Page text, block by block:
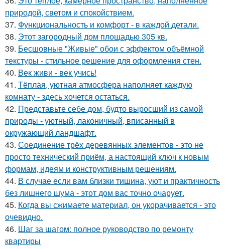
природой, светом и спокойствием.
37. Функциональность и комфорт - в каждой детали.
38. Этот загородный дом площадью 305 кв.
39. Бесшовные "Живые" обои с эффектом объёмной
текстуры - стильное решение для оформления стен.
40. Век живи - век учись!
41. Тёплая, уютная атмосфера наполняет каждую
комнату - здесь хочется остаться.
42. Представьте себе дом, будто выросший из самой
природы - уютный, лаконичный, вписанный в
окружающий ландшафт.
43. Соединение трёх деревянных элементов - это не
просто технический приём, а настоящий ключ к новым
формам, идеям и конструктивным решениям.
44. В случае если вам близки тишина, уют и практичность
без лишнего шума - этот дом вас точно очарует.
45. Когда вы сжимаете материал, он укорачивается - это
очевидно.
46. Шаг за шагом: полное руководство по ремонту
квартиры